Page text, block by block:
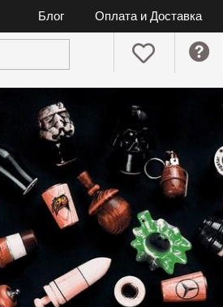
Блог Оплата и Доставка